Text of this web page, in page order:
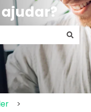
de pesquisa